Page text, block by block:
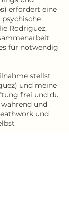
erfordert eine
Rodriguez,
für notwendig
stellst
und meine
frei und du
und
und